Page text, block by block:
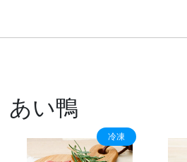
あい鴨
冷凍